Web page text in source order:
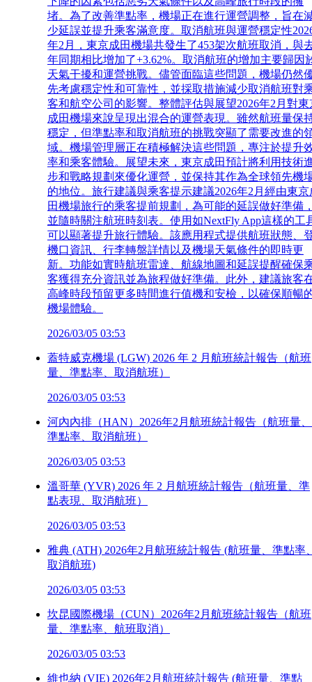
堵。為了改善準點率，機場正在進行運營調整，旨在
少延誤並提升乘客滿意度。取消航班與運營穩定性
年2月，東京成田機場共發生了453架次航班取消，與
年同期相比增加了+3.62%。取消航班的增加主要歸因
天氣干擾和運營挑戰。儘管面臨這些問題，機場仍然
先考慮穩定性和可靠性，並採取措施減少取消航班對
客和航空公司的影響。整體評估與展望2026年2月對東
成田機場來說呈現出混合的運營表現。雖然航班量保
穩定，但準點率和取消航班的挑戰突顯了需要改進的
域。機場管理層正在積極解決這些問題，專注於提升
率和乘客體驗。展望未來，東京成田預計將利用技術
步和戰略規劃來優化運營，並保持其作為全球領先機
的地位。旅行建議與乘客提示建議2026年2月經由東京
田機場旅行的乘客提前規劃，為可能的延誤做好準備
並隨時關注航班時刻表。使用如NextFly App這樣的工
可以顯著提升旅行體驗。該應用程式提供航班狀態、
機口資訊、行李轉盤詳情以及機場天氣條件的即時更
新。功能如實時航班雷達、航線地圖和延誤提醒確保
客獲得充分資訊並為旅程做好準備。此外，建議旅客
高峰時段預留更多時間進行值機和安檢，以確保順暢
機場體驗。
2026/03/05 03:53
蓋特威克機場 (LGW) 2026 年 2 月航班統計報告（航班
量、準點率、取消航班）
2026/03/05 03:53
河內內排（HAN）2026年2月航班統計報告（航班量、
準點率、取消航班）
2026/03/05 03:53
溫哥華 (YVR) 2026 年 2 月航班統計報告（航班量、準
點表現、取消航班）
2026/03/05 03:53
雅典 (ATH) 2026年2月航班統計報告 (航班量、準點率
取消航班)
2026/03/05 03:53
坎昆國際機場（CUN）2026年2月航班統計報告（航班
量、準點率、航班取消）
2026/03/05 03:53
維也納 (VIE) 2026年2月航班統計報告 (航班量、準點